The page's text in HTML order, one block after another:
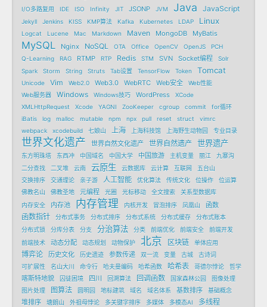
I/O多路复用
IDE ISO Infinity JIT JSONP JVM Java JavaScript
Jekyll Jenkins KISS KMP算法 Kafka Kubernetes LDAP Linux
Logcat Lucene Mac Markdown Maven MongoDB MyBatis
MySQL Nginx NoSQL OTA Office OpenCV OpenJS
PCH
Q-Learning
RAG RTMP RTP Redis STM SVN Socket编程
Solr
Spark
Storm String Struts Tab设置 TensorFlow Token Tomcat
Unicode Vim Web2.0 Web3.0 WebRTC Web安全
Web性能
Web服务器
Windows Windows技巧 WordPress
XCode
XMLHttpRequest
Xcode YAGNI ZooKeeper cgroup commit
for循环
iBatis
log malloc mutable npm npx pull reset struct
vimrc
webpack
xcodebuild 七娘山 上海 上海科技馆 上海野生动物园 专业目录
世界文化遗产 世界自然文化遗产 世界自然遗产 世界遗产
东方明珠塔 东西冲 中国域名 中国大学 中国旅游 主机变量 丽江
九寨沟
二分查找
二叉堆 云南 云原生 云数据库 云计算 互联网
五台山
交换排序
交通理论 亲子游 人工智能 优化算法 传统文化 位操作
位运算
佛教名山
佛教圣地 元编程 光圈 光标移动 全文搜索
关系型数据库
内存安全
内存池 内存管理 内核开发 冒泡排序 凤凰山 函数
函数指针 分布式事务 分布式排序 分布式系统 分布式缓存
分布式账本
分布式锁
分库分表 分支 分治算法 分类 前端优化 前端安全
前端开发
前端技术
动态分配 动态规划 动物保护 北京 区块链 单体应用
博弈论 历史文化 历史遗迹 参数传递 双一流 变量 古城
古诗词
可扩展性
名山大川 命令行 哈夫曼编码 哈希函数 哈希表 哥德尔悖论 哲学
喀斯特地貌 囚徒困境 四川 回溯算法 回调函数 国家森林公园
图像处理
图片处理
图算法 圆明园 地标建筑 域名 域名体系 基数排序 基础概念
堆排序 塘朗山 外祖母悖论 多关键字排序 多媒体 多模态AI 多线程